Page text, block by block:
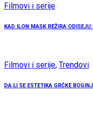
Filmovi i serije
KAD ILON MASK REŽIRA
Filmovi i serije, Trendovi
DA LI SE ESTETIKA GRČKE